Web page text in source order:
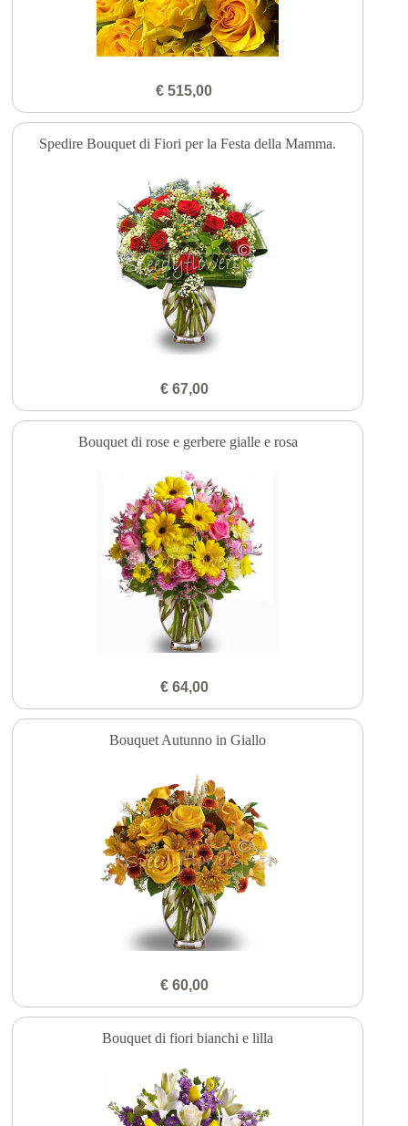
€ 515,00
Spedire Bouquet di Fiori per la Festa della Mamma.
€ 67,00
Bouquet di rose e gerbere gialle e rosa
€ 64,00
Bouquet Autunno in Giallo
€ 60,00
Bouquet di fiori bianchi e lilla